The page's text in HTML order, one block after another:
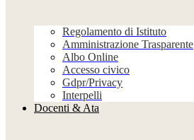
Regolamento di Istituto
Amministrazione Trasparente
Albo Online
Accesso civico
Gdpr/Privacy
Interpelli
Docenti & Ata